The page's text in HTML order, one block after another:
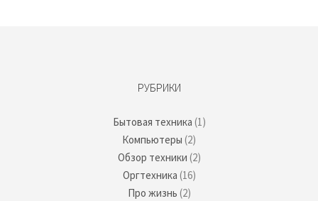
РУБРИКИ
Бытовая техника (1)
Компьютеры (2)
Обзор техники (2)
Оргтехника (16)
Про жизнь (2)